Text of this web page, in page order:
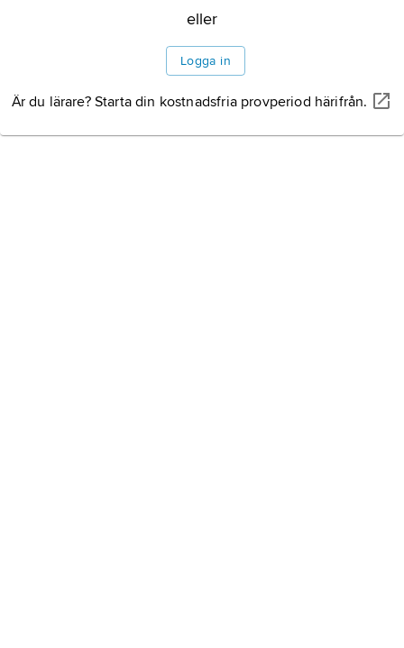
Litteraturanvisning
eller
Logga in
Är du lärare? Starta din kostnadsfria provperiod härifrån.